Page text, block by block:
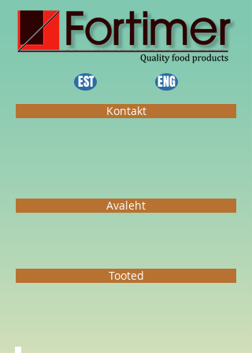
EST ENG
Kontakt
Avaleht
Tooted